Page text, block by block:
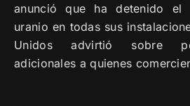
anunció que ha detenido el
uranio en todas sus
Unidos advirtió sobre
adicionales a quienes